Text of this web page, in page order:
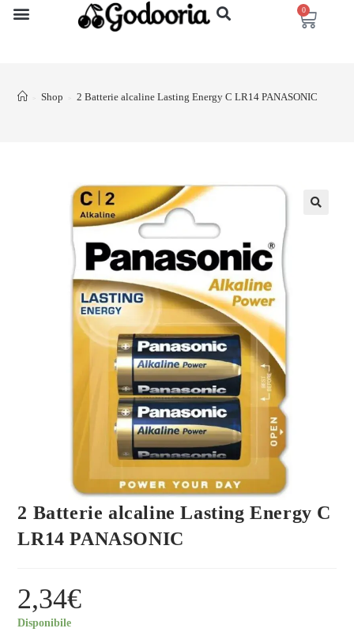
0
> Shop > 2 Batterie alcaline Lasting Energy C LR14 PANASONIC
2 Batterie alcaline Lasting Energy C
LR14 PANASONIC
2,34€
Disponibile